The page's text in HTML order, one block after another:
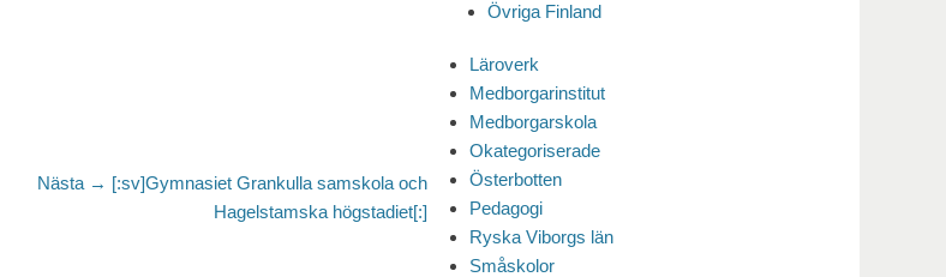
Nästa → Nästa
[:sv]Gymnasiet Grankulla samskola och
Hagelstamska högstadiet[:]
Övriga Finland
Läroverk
Medborgarinstitut
Medborgarskola
Okategoriserade
Österbotten
Pedagogi
Ryska Viborgs län
Småskolor